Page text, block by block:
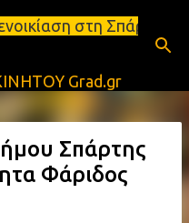
περιεχόμενο
Ενοικιάσεις
Grad.gr
Σπάρτης
Φάριδος